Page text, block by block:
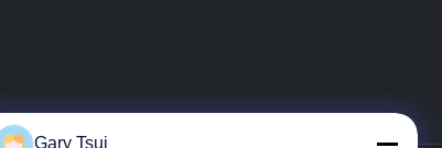
Gary Tsui